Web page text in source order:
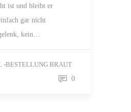
ist und bleibt er
gar nicht
kein…
-BESTELLUNG BRAUT
0